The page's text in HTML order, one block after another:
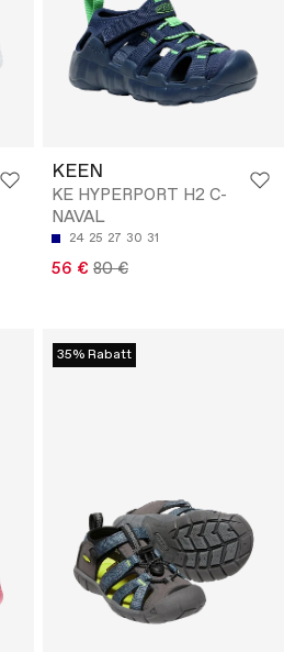
KEEN
KE HYPERPORT H2 C-
NAVAL
24 25 27 30 31
56 € 80 €
35% Rabatt